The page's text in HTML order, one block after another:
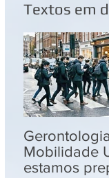
Textos em
Mobilidade
estamos